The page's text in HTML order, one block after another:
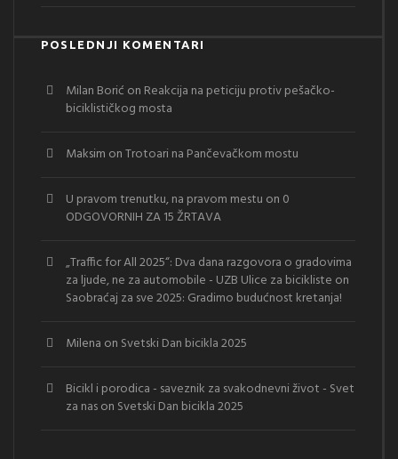
POSLEDNJI KOMENTARI
Milan Borić on Reakcija na peticiju protiv pešačko-
biciklističkog mosta
Maksim onTrotoari na Pančevačkom mostu
U pravom trenutku, na pravom mestu on 0
ODGOVORNIH ZA 15 ŽRTAVA
„Traffic for All 2025“: Dva dana razgovora o gradovima
za ljude, ne za automobile - UZB Ulice za bicikliste on
Saobraćaj za sve 2025: Gradimo budućnost kretanja!
Milena on Svetski Dan bicikla 2025
Bicikl i porodica - saveznik za svakodnevni život - Svet
za nason Svetski Dan bicikla 2025